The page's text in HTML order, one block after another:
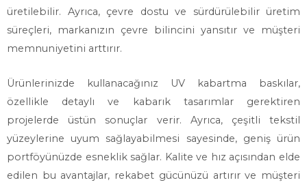
üretilebilir. Ayrıca, çevre dostu ve sürdürülebilir üretim
süreçleri, markanızın çevre bilincini yansıtır ve müşteri
memnuniyetini arttırır.
Ürünlerinizde kullanacağınız UV kabartma baskılar,
özellikle detaylı ve kabarık tasarımlar gerektiren
projelerde üstün sonuçlar verir. Ayrıca, çeşitli tekstil
yüzeylerine uyum sağlayabilmesi sayesinde, geniş ürün
portföyünüzde esneklik sağlar. Kalite ve hız açısından elde
edilen bu avantajlar, rekabet gücünüzü artırır ve müşteri